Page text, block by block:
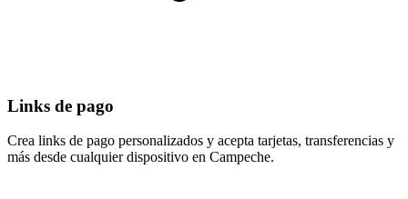
Links de pago
Crea links de pago personalizados y acepta tarjetas, transferencias y
más desde cualquier dispositivo en Campeche.